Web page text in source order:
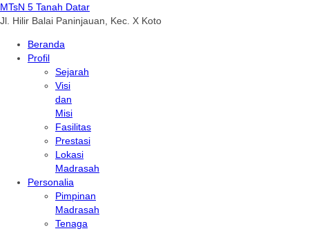
MTsN 5 Tanah Datar
Jl. Hilir Balai Paninjauan, Kec. X Koto
Beranda
Profil
Sejarah
Visi
dan
Misi
Fasilitas
Prestasi
Lokasi
Madrasah
Personalia
Pimpinan
Madrasah
Tenaga